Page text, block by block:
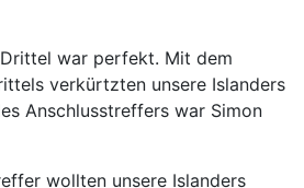
war perfekt. Mit dem
verkürtzten unsere Islanders
Anschlusstreffers war Simon
wollten unsere Islanders